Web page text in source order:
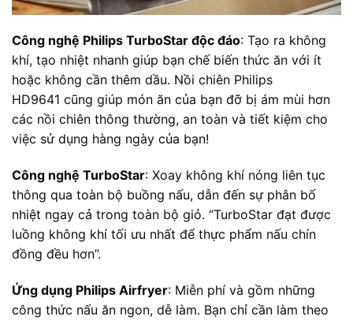
Công nghệ Philips TurboStar độc đáo: Tạo ra không
khí, tạo nhiệt nhanh giúp bạn chế biến thức ăn với ít
hoặc không cần thêm dầu. Nồi chiên Philips
HD9641 cũng giúp món ăn của bạn đỡ bị ám mùi hơn
các nồi chiên thông thường, an toàn và tiết kiệm cho
việc sử dụng hàng ngày của bạn!
Công nghệ TurboStar: Xoay không khí nóng liên tục
thông qua toàn bộ buồng nấu, dẫn đến sự phân bố
nhiệt ngay cả trong toàn bộ giỏ. “TurboStar đạt được
luồng không khí tối ưu nhất để thực phẩm nấu chín
đồng đều hơn”.
Ứng dụng Philips Airfryer: Miễn phí và gồm những
công thức nấu ăn ngon, dễ làm. Bạn chỉ cần làm theo